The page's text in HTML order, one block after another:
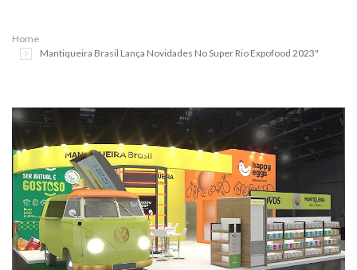
Home
Mantiqueira Brasil Lança Novidades No Super Rio Expofood 2023"